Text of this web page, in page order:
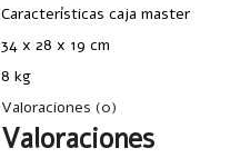
Características caja master
34 x 28 x 19 cm
8 kg
Valoraciones (0)
Valoraciones